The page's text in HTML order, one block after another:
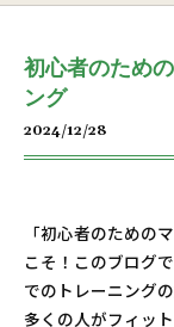
初心者のため
ング
2024/12/28
「初心者のための
こそ！このブログ
でのトレーニング
多くの人がフィッ